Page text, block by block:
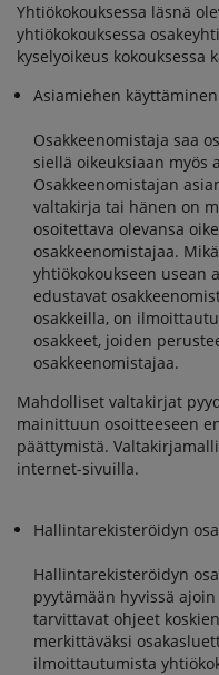
Yhtiökokouksessa läsnä
yhtiökokouksessa
kyselyoikeus kokouksessa
Asiamiehen
Osakkeenomistaja saa
siellä oikeuksiaan myös
Osakkeenomistajan
valtakirja tai hänen on
osoitettava olevansa
osakkeenomistajaa.
yhtiökokoukseen usean
edustavat
osakkeilla, on
osakkeet, joiden
osakkeenomistajaa.
Mahdolliset valtakirjat
mainittuun osoitteeseen
päättymistä.
internet-sivuilla.
Hallintarekisteröidyn
Hallintarekisteröidyn
pyytämään hyvissä
tarvittavat ohjeet
merkittäväksi
ilmoittautumista